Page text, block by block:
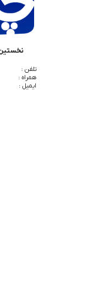
تلفن :
همراه :
ایمیل :